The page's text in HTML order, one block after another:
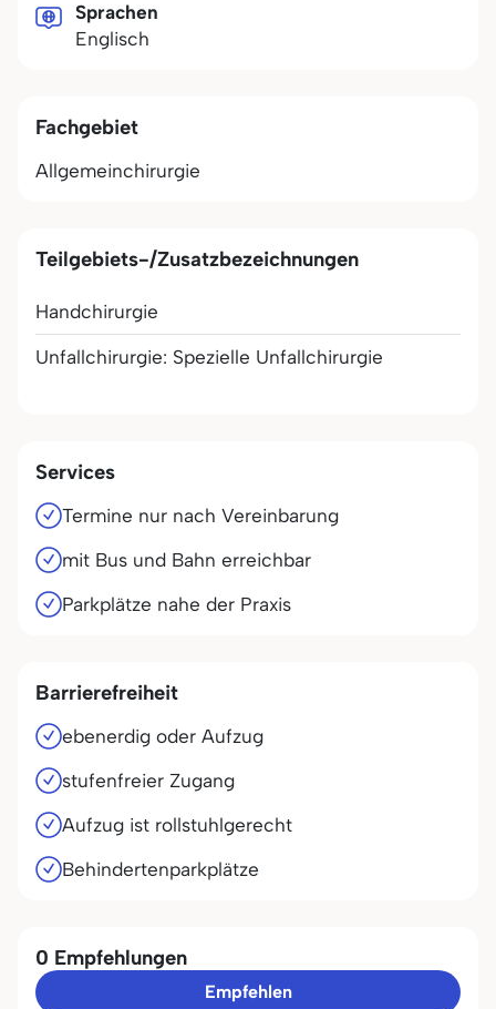
Sprachen
Englisch
Fachgebiet
Allgemeinchirurgie
Teilgebiets-/Zusatzbezeichnungen
Handchirurgie
Unfallchirurgie: Spezielle Unfallchirurgie
Services
Termine nur nach Vereinbarung
mit Bus und Bahn erreichbar
Parkplätze nahe der Praxis
Barrierefreiheit
ebenerdig oder Aufzug
stufenfreier Zugang
Aufzug ist rollstuhlgerecht
Behindertenparkplätze
0 Empfehlungen
Empfehlen